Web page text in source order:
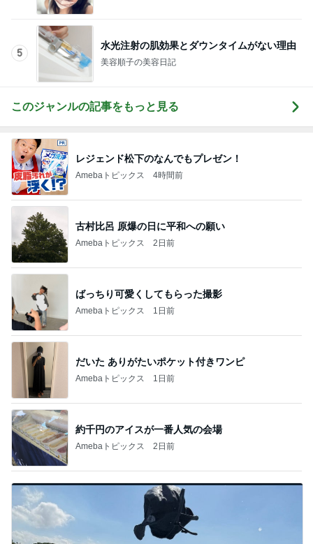
5
水光注射の肌効果とダウンタイムがない理由
美容順子の美容日記
このジャンルの記事をもっと見る
レジェンド松下のなんでもプレゼン！
Amebaトピックス 4時間前
古村比呂 原爆の日に平和への願い
Amebaトピックス 2日前
ばっちり可愛くしてもらった撮影
Amebaトピックス 1日前
だいた ありがたいポケット付きワンピ
Amebaトピックス 1日前
約千円のアイスが一番人気の会場
Amebaトピックス 2日前